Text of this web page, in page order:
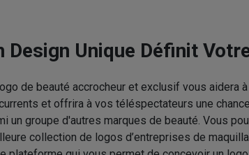
Design Unique Définit
de beauté accrocheur et exclusif vous aidera
et offrira à vos téléspectateurs une
un groupe d'autres marques de beauté. Vous
collection de logos d’entreprises de